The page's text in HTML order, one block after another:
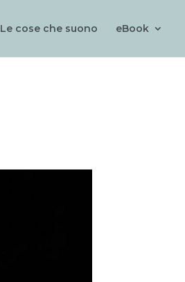
Le cose che suono eBook